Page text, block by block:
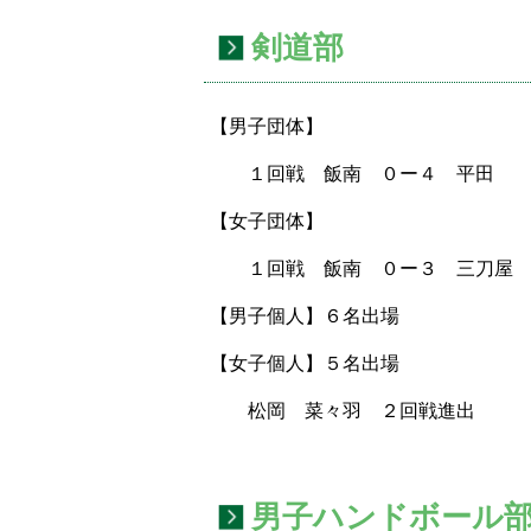
剣道部
【男子団体】
１回戦 飯南 ０ー４ 平田
【女子団体】
１回戦 飯南 ０ー３ 三刀屋
【男子個人】６名出場
【女子個人】５名出場
松岡 菜々羽 ２回戦進出
男子ハンドボール